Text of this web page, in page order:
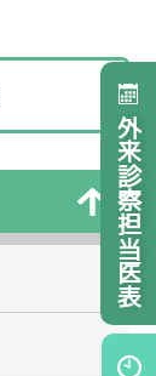
外来診察担当医表